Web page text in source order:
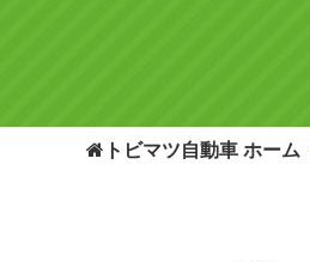
トビマツ自動車 ホーム